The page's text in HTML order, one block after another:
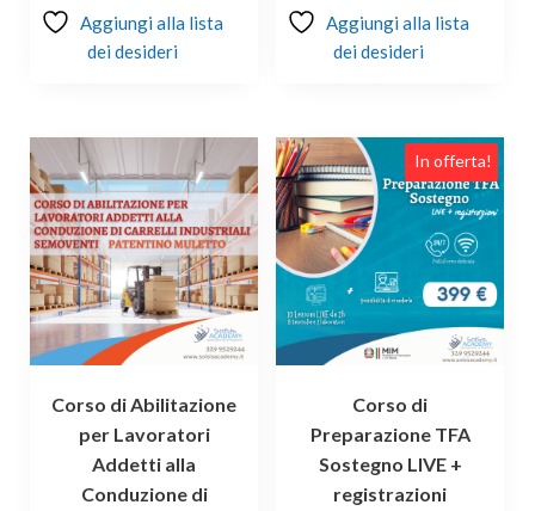
Aggiungi alla lista
dei desideri
Aggiungi alla lista
dei desideri
Corso di Abilitazione
per Lavoratori
Addetti alla
Conduzione di
In offerta!
Corso di
Preparazione TFA
Sostegno LIVE +
registrazioni